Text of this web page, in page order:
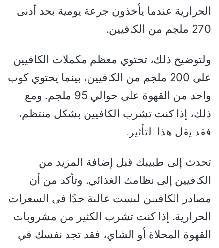
الحرارية عندما يأخذون جرعة يومية بحد أدنى
270 ملجم من الكافيين.
ولتوضيح ذلك، تحتوي معظم مكملات الكافيين
على 200 ملجم من الكافيين، بينما يحتوي كوب
واحد من القهوة على حوالي 95 ملجم. ومع
ذلك، إذا كنت تشرب الكافيين بشكل منتظم،
فقد يقل هذا التأثير.
تحدث إلى طبيبك قبل إضافة المزيد من
الكافيين إلى نظامك الغذائي. وتأكد من أن
مصادر الكافيين ليست عالية جدًا في السعرات
الحرارية. إذا كنت تشرب الكثير من مشروبات
القهوة المحلاة أو الشاي، فقد تجد نفسك في